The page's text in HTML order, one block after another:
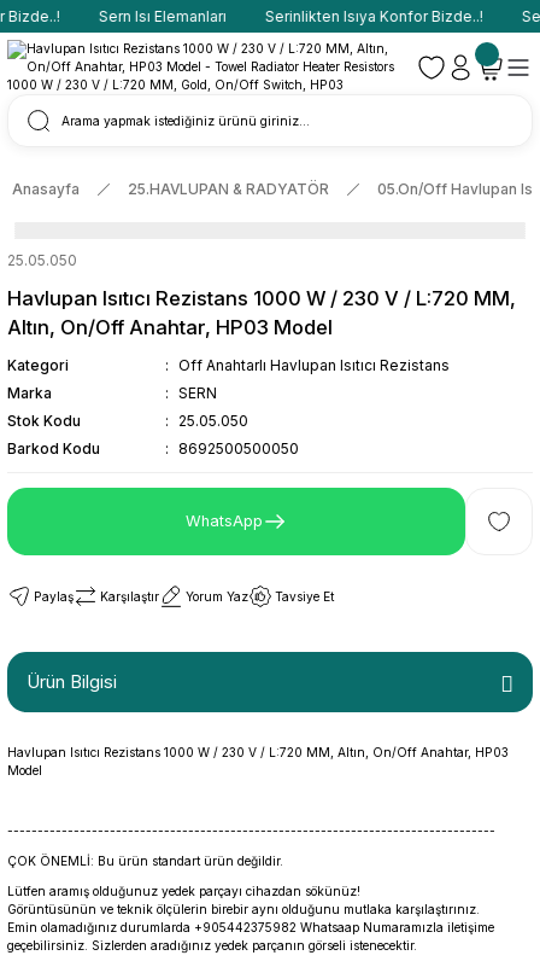
Sern Isı Elemanları Serinlikten Isıya Konfor Bizde..!
Anasayfa 25.HAVLUPAN & RADYATÖR 05.On/Off Havlupan
25.05.050
Havlupan Isıtıcı Rezistans 1000 W / 230 V / L:720 MM,
Altın, On/Off Anahtar, HP03 Model
Kategori
Off Anahtarlı Havlupan Isıtıcı Rezistans
Marka
SERN
Stok Kodu
25.05.050
Barkod Kodu
8692500500050
WhatsApp
Paylaş Karşılaştır Yorum Yaz Tavsiye Et
Ürün Bilgisi
Havlupan Isıtıcı Rezistans 1000 W / 230 V / L:720 MM, Altın, On/Off Anahtar, HP03
Model
---------------------------------------------------------------------------------
ÇOK ÖNEMLİ: Bu ürün standart ürün değildir.
Lütfen aramış olduğunuz yedek parçayı cihazdan sökünüz!
Görüntüsünün ve teknik ölçülerin birebir aynı olduğunu mutlaka karşılaştırınız.
Emin olamadığınız durumlarda +905442375982 Whatsaap Numaramızla iletişime
geçebilirsiniz. Sizlerden aradığınız yedek parçanın görseli istenecektir.